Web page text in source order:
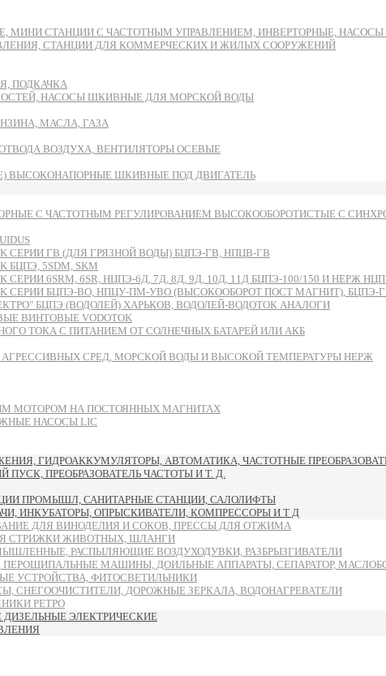
МИНИ СТАНЦИИ С ЧАСТОТНЫМ УПРАВЛЕНИЕМ, ИНВЕРТОРНЫЕ,
СТАНЦИИ ДЛЯ КОММЕРЧЕСКИХ И ЖИЛЫХ СООРУЖЕНИЙ
ПОДКАЧКА
НАСОСЫ ШКИВНЫЕ ДЛЯ МОРСКОЙ ВОДЫ
МАСЛА, ГАЗА
ВОЗДУХА, ВЕНТИЛЯТОРЫ ОСЕВЫЕ
ВЫСОКОНАПОРНЫЕ ШКИВНЫЕ ПОД ДВИГАТЕЛЬ
С ЧАСТОТНЫМ РЕГУЛИРОВАНИЕМ ВЫСОКООБОРОТИСТЫЕ С
ГВ (ДЛЯ ГРЯЗНОЙ ВОДЫ) БЦПЭ-ГВ, НПЦВ-ГВ
5SDM, SKM
6SRM, 6SR, НЦПЭ-6Д, 7Д, 8Д, 9Д, 10Д, 11Д БЦПЭ-100/150 И НЕРЖ
БЦПЭ-ВО, НПЦУ-ПМ-УВО (ВЫСОКООБОРОТ ПОСТ МАГНИТ), БЦПЭ-
БЦПЭ (ВОДОЛЕЙ) ХАРЬКОВ, ВОДОЛЕЙ-ВОДОТОК АНАЛОГИ
ВИНТОВЫЕ VODOTOK
ТОКА С ПИТАНИЕМ ОТ СОЛНЕЧНЫХ БАТАРЕЙ ИЛИ АКБ
СРЕД, МОРСКОЙ ВОДЫ И ВЫСОКОЙ ТЕМПЕРАТУРЫ НЕРЖ
МОТОРОМ НА ПОСТОЯННЫХ МАГНИТАХ
НАСОСЫ LIC
ГИДРОАККУМУЛЯТОРЫ, АВТОМАТИКА, ЧАСТОТНЫЕ
ПРЕОБРАЗОВАТЕЛЬ ЧАСТОТЫ И Т. Д.
ПРОМЫШЛ, САНИТАРНЫЕ СТАНЦИИ, САЛОЛИФТЫ
ИНКУБАТОРЫ, ОПРЫСКИВАТЕЛИ, КОМПРЕССОРЫ И Т Д
ДЛЯ ВИНОДЕЛИЯ И СОКОВ, ПРЕССЫ ДЛЯ ОТЖИМА
СТРИЖКИ ЖИВОТНЫХ, ШЛАНГИ
РАСПЫЛЯЮЩИЕ ВОЗДУХОДУВКИ, РАЗБРЫЗГИВАТЕЛИ
МАШИНЫ, ДОИЛЬНЫЕ АППАРАТЫ, СЕПАРАТОР,
УСТРОЙСТВА, ФИТОСВЕТИЛЬНИКИ
СНЕГООЧИСТИТЕЛИ, ДОРОЖНЫЕ ЗЕРКАЛА, ВОДОНАГРЕВАТЕЛИ
РЕТРО
ДИЗЕЛЬНЫЕ ЭЛЕКТРИЧЕСКИЕ